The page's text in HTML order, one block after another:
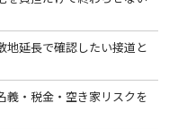
地延長で確認したい接道と
義・税金・空き家リスクを